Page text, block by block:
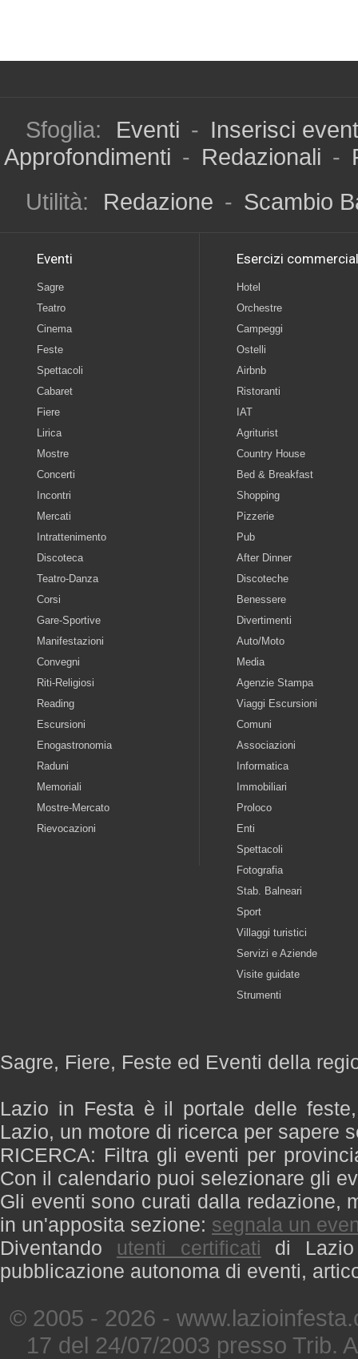
Sfoglia: Eventi - Inserisci
Approfondimenti - Redazionali -
Utilità:
Redazione - Scambio
Eventi
Sagre
Teatro
Cinema
Feste
Spettacoli
Cabaret
Fiere
Lirica
Mostre
Concerti
Incontri
Mercati
Intrattenimento
Discoteca
Teatro-Danza
Corsi
Gare-Sportive
Manifestazioni
Convegni
Riti-Religiosi
Reading
Escursioni
Enogastronomia
Raduni
Memoriali
Mostre-Mercato
Rievocazioni
Esercizi
Hotel
Orchestre
Campeggi
Ostelli
Airbnb
Ristoranti
IAT
Agriturist
Country House
Bed & Breakfast
Shopping
Pizzerie
Pub
After Dinner
Discoteche
Benessere
Divertimenti
Auto/Moto
Media
Agenzie Stampa
Viaggi Escursioni
Comuni
Associazioni
Informatica
Immobiliari
Proloco
Enti
Spettacoli
Fotografia
Stab. Balneari
Sport
Villaggi turistici
Servizi e Aziende
Visite guidate
Strumenti
Sagre, Fiere, Feste ed Eventi della
Lazio in Festa è il portale delle
Lazio, un motore di ricerca per sapere
RICERCA: Filtra gli eventi per
Con il calendario puoi selezionare gli
Gli eventi sono curati dalla redazione,
in un'apposita sezione: segnala un
Diventando utenti certificati di
pubblicazione autonoma di eventi,
© 2005 - 2026 -
17 del 24/07/2003 presso Trib.